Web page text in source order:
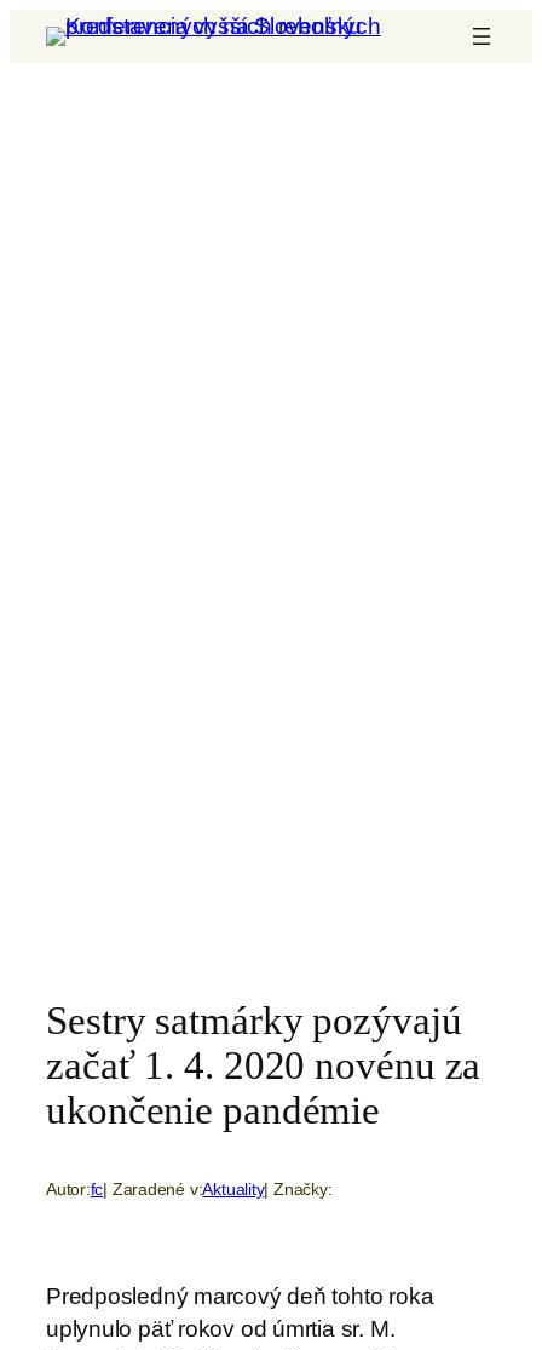
Prejsť
Sestry satmárky pozývajú
začať 1. 4. 2020 novénu za
ukončenie pandémie
Autor:fc| Zaradené v:Aktuality| Značky:
Predposledný marcový deň tohto roka
uplynulo päť rokov od úmrtia sr. M.